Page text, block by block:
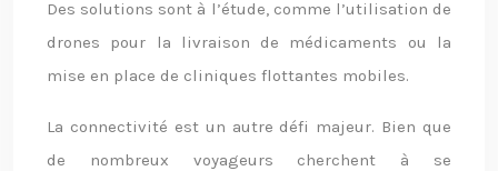
Des solutions sont à l’étude, comme l’utilisation de
drones pour la livraison de médicaments ou la
mise en place de cliniques flottantes mobiles.
La connectivité est un autre défi majeur. Bien que
de nombreux voyageurs cherchent à se